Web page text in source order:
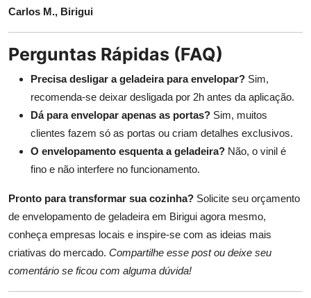
Carlos M., Birigui
Perguntas Rápidas (FAQ)
Precisa desligar a geladeira para envelopar? Sim,
recomenda-se deixar desligada por 2h antes da aplicação.
Dá para envelopar apenas as portas? Sim, muitos
clientes fazem só as portas ou criam detalhes exclusivos.
O envelopamento esquenta a geladeira? Não, o vinil é
fino e não interfere no funcionamento.
Pronto para transformar sua cozinha? Solicite seu orçamento
de envelopamento de geladeira em Birigui agora mesmo,
conheça empresas locais e inspire-se com as ideias mais
criativas do mercado. Compartilhe esse post ou deixe seu
comentário se ficou com alguma dúvida!